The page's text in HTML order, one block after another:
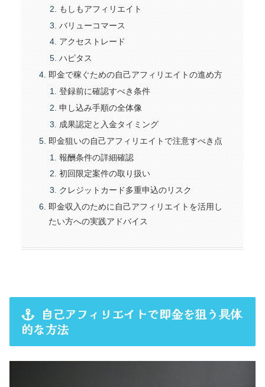
もしもアフィリエイト
バリューコマース
アクセストレード
ハピタス
即金で稼ぐための自己アフィリエイトの進め方
登録前に確認すべき条件
申し込み手順の全体像
成果認定と入金タイミング
即金狙いの自己アフィリエイトで注意すべき点
報酬条件の詳細確認
初回限定案件の取り扱い
クレジットカード多重申込のリスク
即金収入のために自己アフィリエイトを活用し
たい方への実践アドバイス
自己アフィリエイトで即金を狙う具体
的な方法